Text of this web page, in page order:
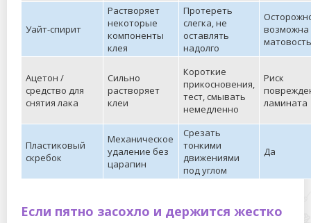
Уайт-спирит
Растворяет
некоторые
компоненты
клея
Протереть
слегка, не
оставлять
надолго
возможна
матовость
Ацетон /
средство для
снятия лака
Сильно
растворяет
клеи
Короткие
прикосновения,
тест, смывать
немедленно
Риск
ламината
Пластиковый
скребок
Механическое
удаление без
царапин
Срезать
тонкими
движениями
под углом
Да
Если пятно засохло и держится жестко